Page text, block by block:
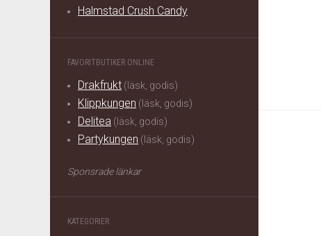
Halmstad Crush Candy
FAVORITBUTIKER ONLINE
Drakfrukt (läsk, godis)
Klippkungen (läsk, godis)
Delitea (läsk, godis)
Partykungen (läsk, godis)
Sponsrade länkar
KATEGORIER